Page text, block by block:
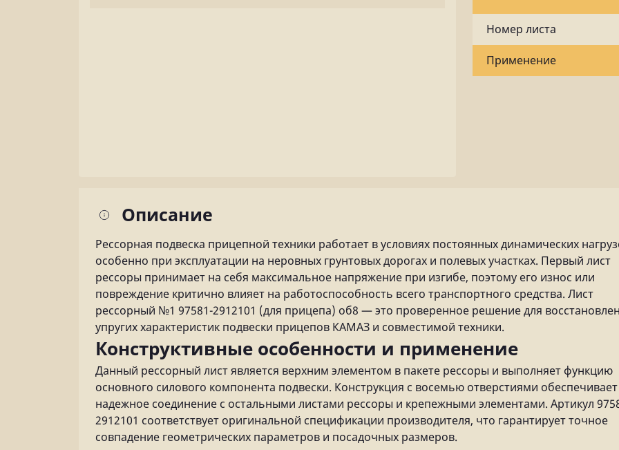
Номер листа
Применение
Описание
Рессорная подвеска прицепной техники работает в условиях постоянных динамических
особенно при эксплуатации на неровных грунтовых дорогах и полевых участках. Первый лист
рессоры принимает на себя максимальное напряжение при изгибе, поэтому его износ или
повреждение критично влияет на работоспособность всего транспортного средства. Лист
рессорный №1 97581-2912101 (для прицепа) об8 — это проверенное решение для
упругих характеристик подвески прицепов КАМАЗ и совместимой техники.
Конструктивные особенности и применение
Данный рессорный лист является верхним элементом в пакете рессоры и выполняет функцию
основного силового компонента подвески. Конструкция с восемью отверстиями обеспечивает
надежное соединение с остальными листами рессоры и крепежными элементами. Артикул
2912101 соответствует оригинальной спецификации производителя, что гарантирует точное
совпадение геометрических параметров и посадочных размеров.